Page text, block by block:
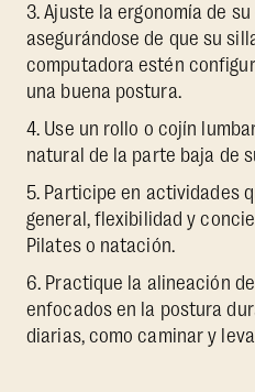
3. Ajuste la ergonomía de
asegurándose de que su
computadora estén
una buena postura.
4. Use un rollo o cojín
natural de la parte baja de
5. Participe en actividades
general, flexibilidad y
Pilates o natación.
6. Practique la alineación
enfocados en la postura
diarias, como caminar y